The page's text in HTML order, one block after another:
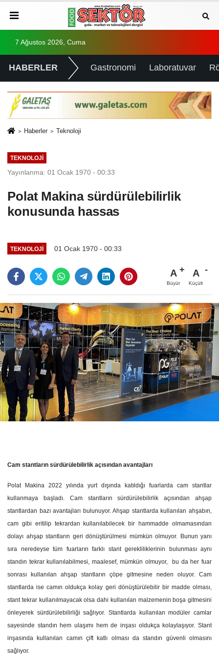
7 Ağustos 2026, Cuma
HABERLER Gastronomi Laboratuvar
Haberler Teknoloji
TEKNOLOJI
Yayınlanma: 01 Ocak 1970 - 00:33
Polat Makina sürdürülebilirlik
konusunda hassas
TEKNOLOJI 01 Ocak 1970 - 00:33
A
Büyüt
A
Küçült
Cam stantların sürdürülebilirlik açısından avantajları
Polat Makina 2022 yılında yurt dışında katıldığı fuarlarda cam stantlar
kullanmaya başladı. Cam stantların sürdürülebilirlik açısından ahşap
stantlardan bazı avantajları bulunuyor. Ahşap stantlarda kullanılan ahşabın,
cam gibi eritilip tekrardan kullanılabilecek bir hammadde olmamasından
dolayı ahşap stantların geri dönüştürülmesi mümkün olmuyor. Bunun yanı
sıra neredeyse tüm fuarların farklı stant gerekliliklerinin bulunması aynı
standın tekrar kullanılabilmesi, maalesef, mümkün olmuyor,
bu da her fuar
sonrası kullanılan ahşap stantların çöpe gitmesine neden oluyor. Cam
stantlarda ise camın oldukça kolay geri dönüştürülebilir bir madde olması,
stant tekrar kullanılmayacak olsa dahi kullanılan malzemenin boşa gitmesini
önleyerek sürdürülebilirliği sağlıyor. Stantlarda kullanılan modüler camlar
sayesinde standın hem ulaşımı hem de inşası oldukça kolaylaşıyor. Stant
inşasında kullanılan camın çift katlı olması da standın güvenli olmasını
sağlıyor.